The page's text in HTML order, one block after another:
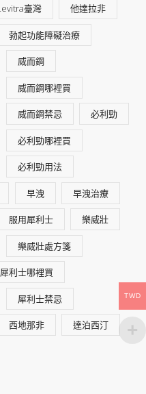
臺灣 他達拉非
勃起功能障礙治療
威而鋼
威而鋼哪裡買
威而鋼禁忌 必利勁
必利勁哪裡買
必利勁用法
早洩 早洩治療
服用犀利士 樂威壯
樂威壯處方箋
犀利士哪裡買
犀利士禁忌
西地那非 達泊西汀
TWD